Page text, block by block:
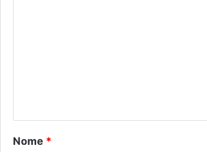
á
r
Nome *